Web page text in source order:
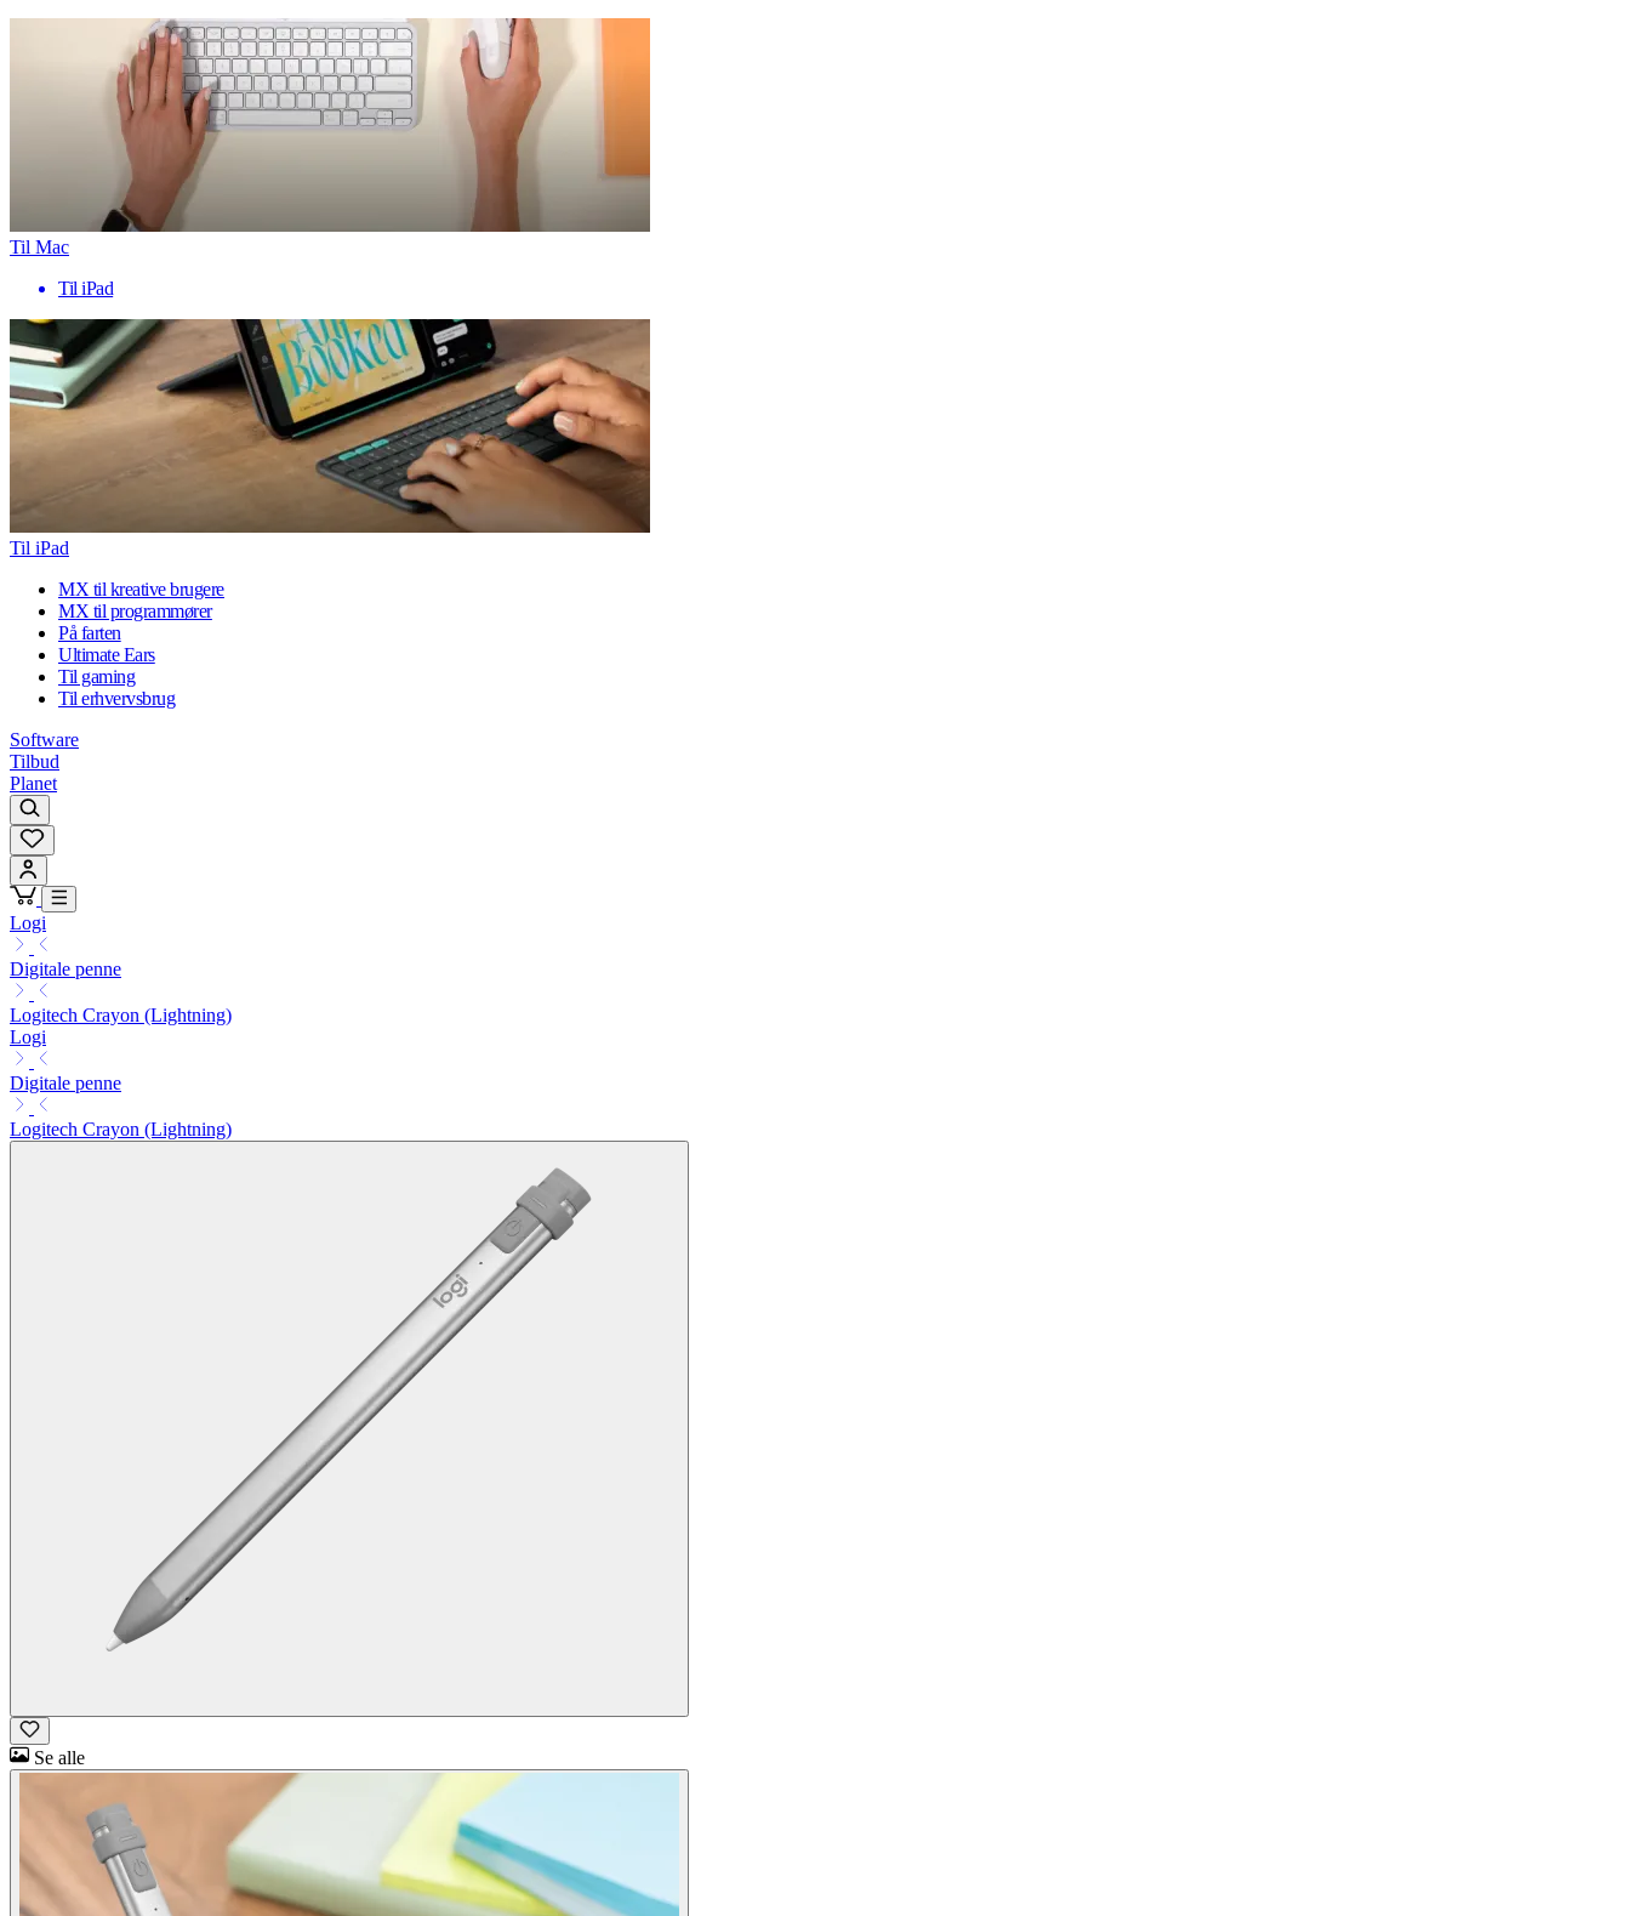
Til Mac
Til iPad
Til iPad
MX til kreative brugere
MX til programmører
På farten
Ultimate Ears
Til gaming
Til erhvervsbrug
Software
Tilbud
Planet
Logi
Digitale penne
Logitech Crayon (Lightning)
Logi
Digitale penne
Logitech Crayon (Lightning)
Se alle